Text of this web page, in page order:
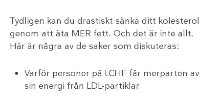
Tydligen kan du drastiskt sänka ditt kolesterol
genom att äta MER fett. Och det är inte allt.
Här är några av de saker som diskuteras:
Varför personer på LCHF får merparten av
sin energi från LDL-partiklar